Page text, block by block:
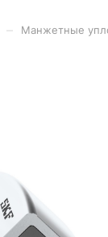
Манжетные